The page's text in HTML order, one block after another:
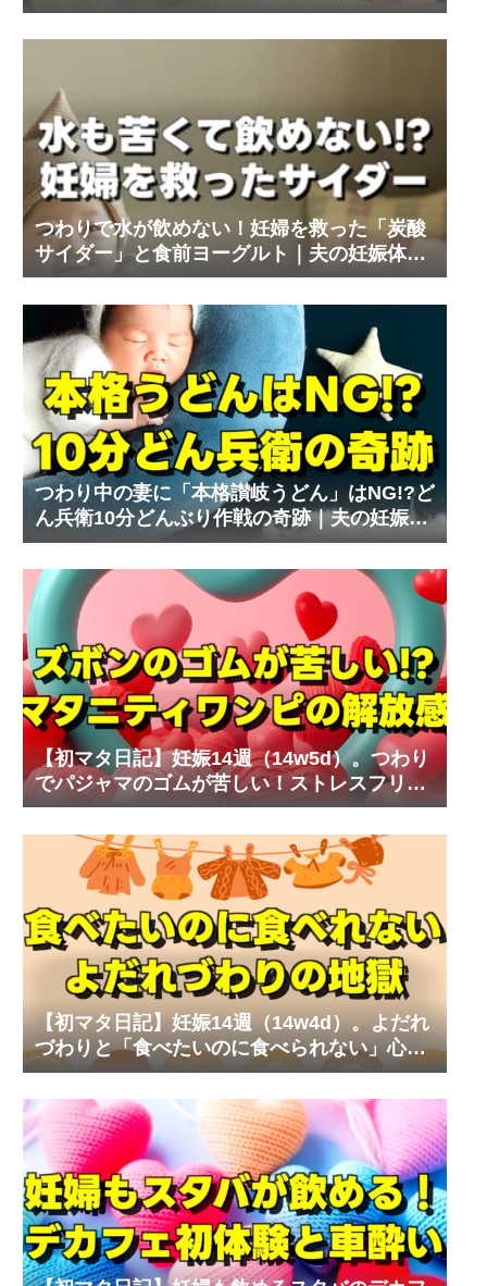
体験記③
つわりで水が飲めない！妊婦を救った「炭酸
サイダー」と食前ヨーグルト｜夫の妊娠体験
記⑨
つわり中の妻に「本格讃岐うどん」はNG!?ど
ん兵衛10分どんぶり作戦の奇跡｜夫の妊娠体
験記⑧
【初マタ日記】妊娠14週（14w5d）。つわり
でパジャマのゴムが苦しい！ストレスフリー
なマタニティワンピ
【初マタ日記】妊娠14週（14w4d）。よだれ
づわりと「食べたいのに食べられない」心の
叫び